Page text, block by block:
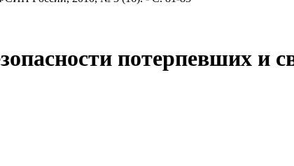
потерпевших и